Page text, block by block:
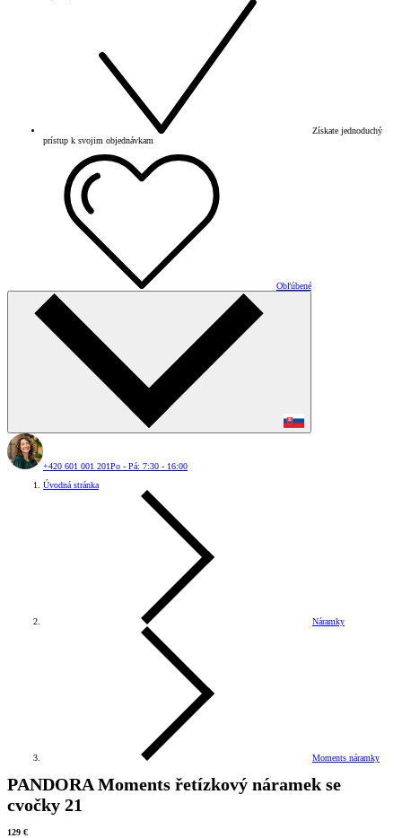
Získate jednoduchý
prístup k svojim objednávkam
Obľúbené
+420 601 001 201Po - Pá: 7:30 - 16:00
Úvodná stránka
Náramky
Moments náramky
PANDORA Moments řetízkový náramek se
cvočky 21
129 €